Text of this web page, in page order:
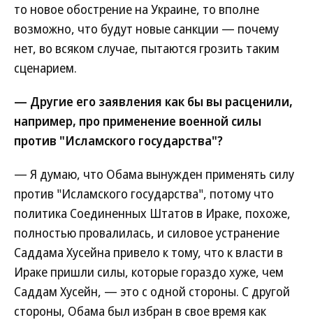
то новое обострение на Украине, то вполне
возможно, что будут новые санкции — почему
нет, во всяком случае, пытаются грозить таким
сценарием.
— Другие его заявления как бы вы расценили,
например, про применение военной силы
против "Исламского государства"?
— Я думаю, что Обама вынужден применять силу
против "Исламского государства", потому что
политика Соединенных Штатов в Ираке, похоже,
полностью провалилась, и силовое устранение
Саддама Хусейна привело к тому, что к власти в
Ираке пришли силы, которые гораздо хуже, чем
Саддам Хусейн, — это с одной стороны. С другой
стороны, Обама был избран в свое время как